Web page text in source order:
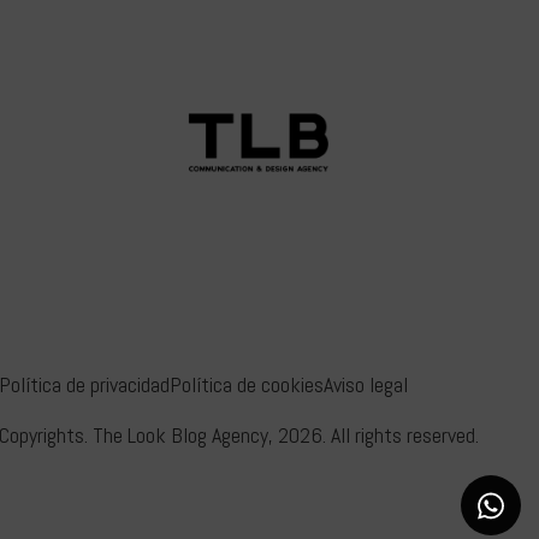
Política de privacidadPolítica de cookiesAviso legal
Copyrights. The Look Blog Agency, 2026. All rights reserved.